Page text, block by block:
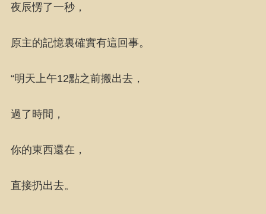
夜辰愣了一秒，
原主的記憶裏確實有這回事。
“明天上午12點之前搬出去，
過了時間，
你的東西還在，
直接扔出去。